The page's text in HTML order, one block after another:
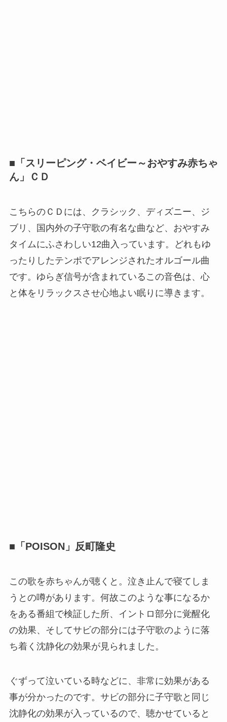
■「スリーピング・ベイビー～おやすみ赤ちゃ
ん」ＣＤ
こちらのＣＤには、クラシック、ディズニー、ジ
ブリ、国内外の子守歌の有名な曲など、おやすみ
タイムにふさわしい12曲入っています。どれもゆ
ったりしたテンポでアレンジされたオルゴール曲
です。ゆらぎ信号が含まれているこの音色は、心
と体をリラックスさせ心地よい眠りに導きます。
■「 POISON 」反町隆史
この歌を赤ちゃんが聴くと。泣き止んで寝てしま
うとの噂があります。何故このような事になるか
をある番組で検証した所、イントロ部分に覚醒化
の効果、そしてサビの部分には子守歌のように落
ち着く沈静化の効果が見られました。
ぐずって泣いている時などに、非常に効果がある
事が分かったのです。サビの部分に子守歌と同じ
沈静化の効果が入っているので、聴かせていると